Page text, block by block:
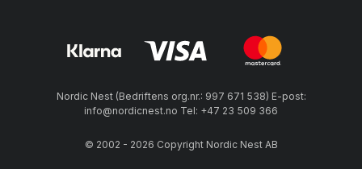
Nordic Nest (Bedriftens org.nr.: 997 671 538) E-post:
info@nordicnest.no Tel: +47 23 509 366
© 2002 - 2026 Copyright Nordic Nest AB